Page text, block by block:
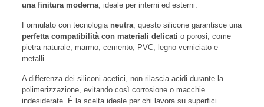
una finitura moderna, ideale per interni ed esterni.
Formulato con tecnologia neutra, questo silicone garantisce una
perfetta compatibilità con materiali delicati o porosi, come
pietra naturale, marmo, cemento, PVC, legno verniciato e
metalli.
A differenza dei siliconi acetici, non rilascia acidi durante la
polimerizzazione, evitando così corrosione o macchie
indesiderate. È la scelta ideale per chi lavora su superfici